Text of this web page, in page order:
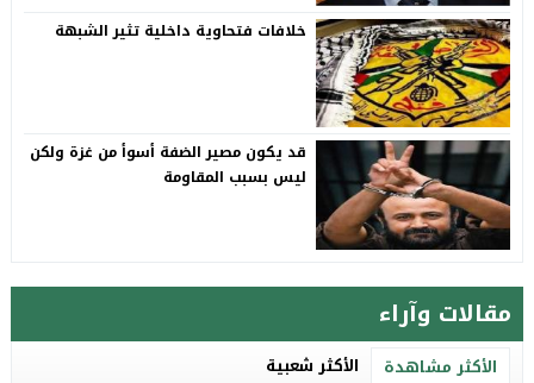
خلافات فتحاوية داخلية تثير الشبهة
قد يكون مصير الضفة أسوأ من غزة ولكن
ليس بسبب المقاومة
مقالات وآراء
الأكثر مشاهدة الأكثر شعبية